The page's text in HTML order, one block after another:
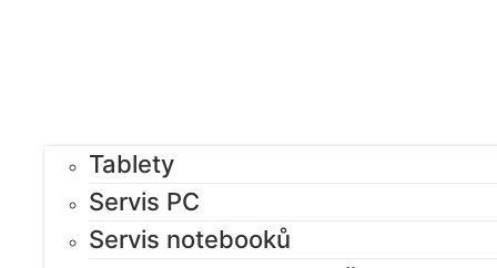
Tablety
Servis PC
Servis notebooků